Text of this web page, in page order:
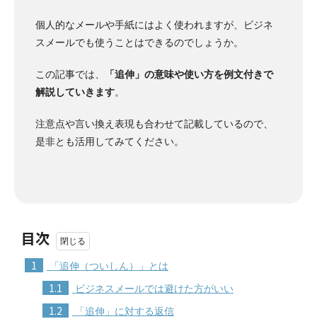
個人的なメールや手紙にはよく使われますが、ビジネ
スメールでも使うことはできるのでしょうか。
この記事では、
「追伸」の意味や使い方を例文付きで
解説していきます。
注意点や言い換え表現も合わせて記載しているので、
是非とも活用してみてください。
目次
1 「追伸（ついしん）」とは
1.1 ビジネスメールでは避けた方がいい
1.2 「追伸」に対する返信